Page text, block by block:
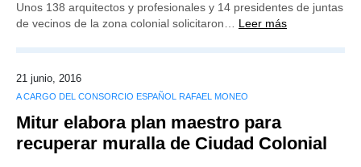
Unos 138 arquitectos y profesionales y 14 presidentes de juntas
de vecinos de la zona colonial solicitaron… Leer más
21 junio, 2016
A CARGO DEL CONSORCIO ESPAÑOL RAFAEL MONEO
Mitur elabora plan maestro para
recuperar muralla de Ciudad Colonial